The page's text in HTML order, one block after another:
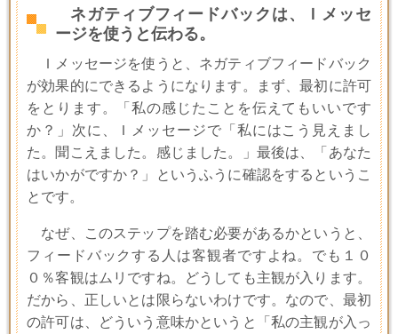
ネガティブフィードバックは、Ｉメッセ
ージを使うと伝わる。
Ｉメッセージを使うと、ネガティブフィードバック
が効果的にできるようになります。まず、最初に許可
をとります。「私の感じたことを伝えてもいいです
か？」次に、Ｉメッセージで「私にはこう見えまし
た。聞こえました。感じました。」最後は、「あなた
はいかがですか？」というふうに確認をするというこ
とです。
なぜ、このステップを踏む必要があるかというと、
フィードバックする人は客観者ですよね。でも１０
０％客観はムリですね。どうしても主観が入ります。
だから、正しいとは限らないわけです。なので、最初
の許可は、どういう意味かというと「私の主観が入っ